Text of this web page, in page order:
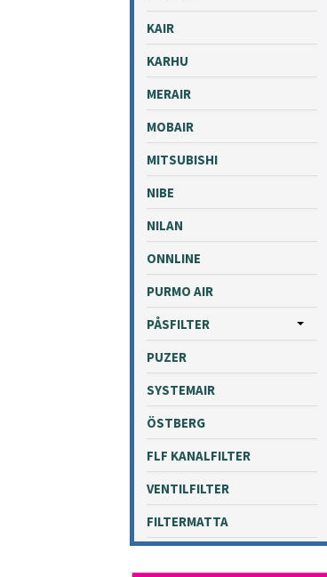
KAIR
KARHU
MERAIR
MOBAIR
MITSUBISHI
NIBE
NILAN
ONNLINE
PURMO AIR
PÅSFILTER
PUZER
SYSTEMAIR
ÖSTBERG
FLF KANALFILTER
VENTILFILTER
FILTERMATTA